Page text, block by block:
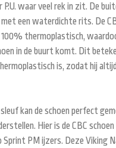
P.U. waar veel rek in zit. De
een waterdichte rits. De
100% thermoplastisch,
in de buurt komt. Dit
is, zodat hij
kan de schoen perfect
Hier is de CBC
Sprint PM ijzers. Deze Viking